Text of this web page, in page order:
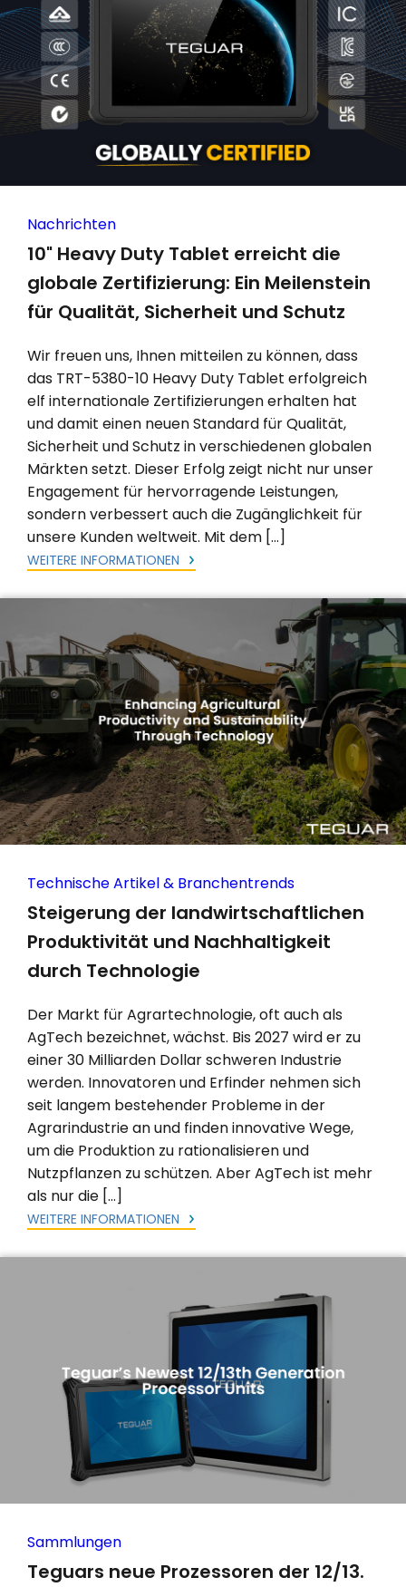
Nachrichten
10" Heavy Duty Tablet erreicht die
globale Zertifizierung: Ein Meilenstein
für Qualität, Sicherheit und Schutz
Wir freuen uns, Ihnen mitteilen zu können, dass
das TRT-5380-10 Heavy Duty Tablet erfolgreich
elf internationale Zertifizierungen erhalten hat
und damit einen neuen Standard für Qualität,
Sicherheit und Schutz in verschiedenen globalen
Märkten setzt. Dieser Erfolg zeigt nicht nur unser
Engagement für hervorragende Leistungen,
sondern verbessert auch die Zugänglichkeit für
unsere Kunden weltweit. Mit dem […]
WEITERE INFORMATIONEN
Technische Artikel & Branchentrends
Steigerung der landwirtschaftlichen
Produktivität und Nachhaltigkeit
durch Technologie
Der Markt für Agrartechnologie, oft auch als
AgTech bezeichnet, wächst. Bis 2027 wird er zu
einer 30 Milliarden Dollar schweren Industrie
werden. Innovatoren und Erfinder nehmen sich
seit langem bestehender Probleme in der
Agrarindustrie an und finden innovative Wege,
um die Produktion zu rationalisieren und
Nutzpflanzen zu schützen. Aber AgTech ist mehr
als nur die […]
WEITERE INFORMATIONEN
Sammlungen
Teguars neue Prozessoren der 12/13.